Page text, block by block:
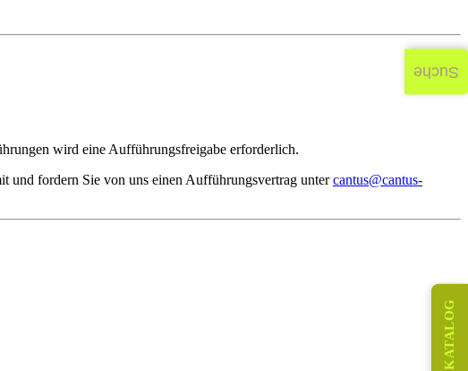
wird eine Aufführungsfreigabe erforderlich.
und fordern Sie von uns einen Aufführungsvertrag untercantus@cantus-
KATALOG
Suche